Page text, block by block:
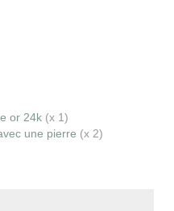
or 24k (x 1)
une pierre (x 2)